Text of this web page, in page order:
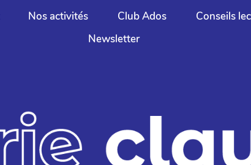
Nos activités Club Ados
Conseils
Newsletter